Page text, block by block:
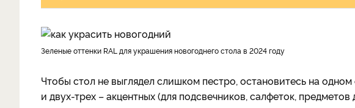
Зеленые оттенки RAL для украшения новогоднего стола в 2024 году
Чтобы стол не выглядел слишком пестро, остановитесь на
и двух-трех – акцентных (для подсвечников, салфеток, предметов